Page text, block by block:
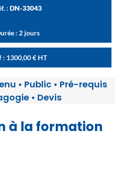
: DN-33043
: 2 jours
: 1300,00€ HT
• Public • Pré-requis
• Devis
à la formation